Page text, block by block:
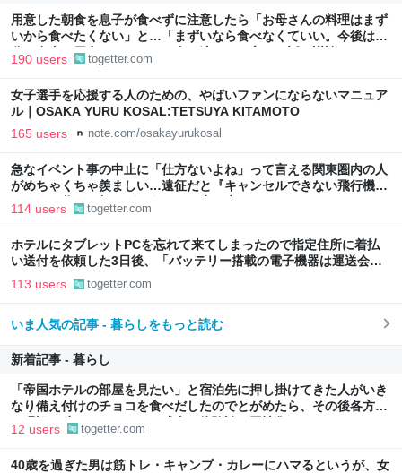
用意した朝食を息子が食べずに注意したら「お母さんの料理はまず
いから食べたくない」と…「まずいなら食べなくていい。今後は自
分で食事を用意しなさい。お金は渡す」と言った話が議論に
190 users togetter.com
女子選手を応援する人のための、やばいファンにならないマニュア
ル｜OSAKA YURU KOSAL:TETSUYA KITAMOTO
165 users note.com/osakayurukosal
急なイベント事の中止に「仕方ないよね」って言える関東圏内の人
がめちゃくちゃ羨ましい…遠征だと『キャンセルできない飛行機代
とホテル代』の怒りがどうしても先に来る
114 users togetter.com
ホテルにタブレットPCを忘れて来てしまったので指定住所に着払
い送付を依頼した3日後、「バッテリー搭載の電子機器は運送会社
が取扱わず、諦めて下さい」と返信がきた
113 users togetter.com
いま人気の記事 - 暮らしをもっと読む
新着記事 - 暮らし
「帝国ホテルの部屋を見たい」と宿泊先に押し掛けてきた人がいき
なり備え付けのチョコを食べだしたのでとがめたら、その後各方面
に呪詛を吐かれまくった→残念な体験談に同情集まる
12 users togetter.com
40歳を過ぎた男は筋トレ・キャンプ・カレーにハマるというが、女